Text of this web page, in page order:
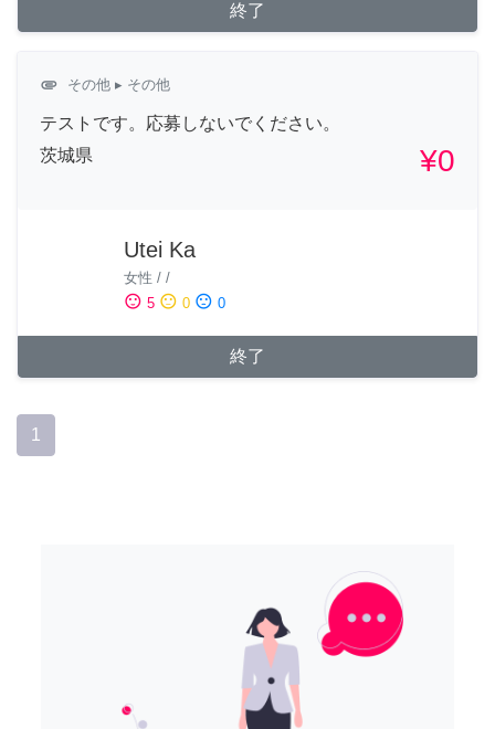
終了
attachment その他 ▸ その他
テストです。応募しないでください。
茨城県
¥0
Utei Ka
女性 / /
sentiment_satisfied 5 sentiment_neutral 0 sentiment_dissatisfied 0
終了
1